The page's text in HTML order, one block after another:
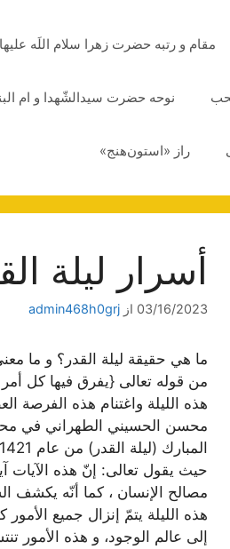
مقام و رتبه حضرت زهرا سلام اللَه علیها
نوحه حضرت سیدالشّهدا و ام
راز «استون‌هنج»
أسرار ليلة
03/16/2023 از admin468h0grj
ما هي حقيقة ليلة القدر؟ و ما
من قوله تعالى {يفرق فيها كل
هذه الليلة واغتنام هذه الفرصة
محسن الحسيني الطهراني في
المبارك (ليلة القدر) من عام 1421 هـ ق.
حيث يقول تعالى: إنّ هذه الآيات
مصالح الإنسان ، كما أنّه يكشف
هذه الليلة يتمّ إنزال جميع
إلى عالم الوجود، و هذه الأمور